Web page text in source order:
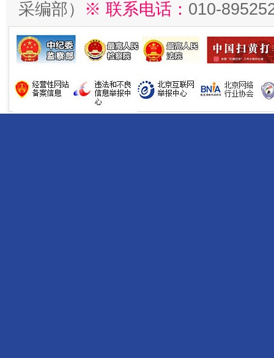
采编部） ※ 联系电话： 010-